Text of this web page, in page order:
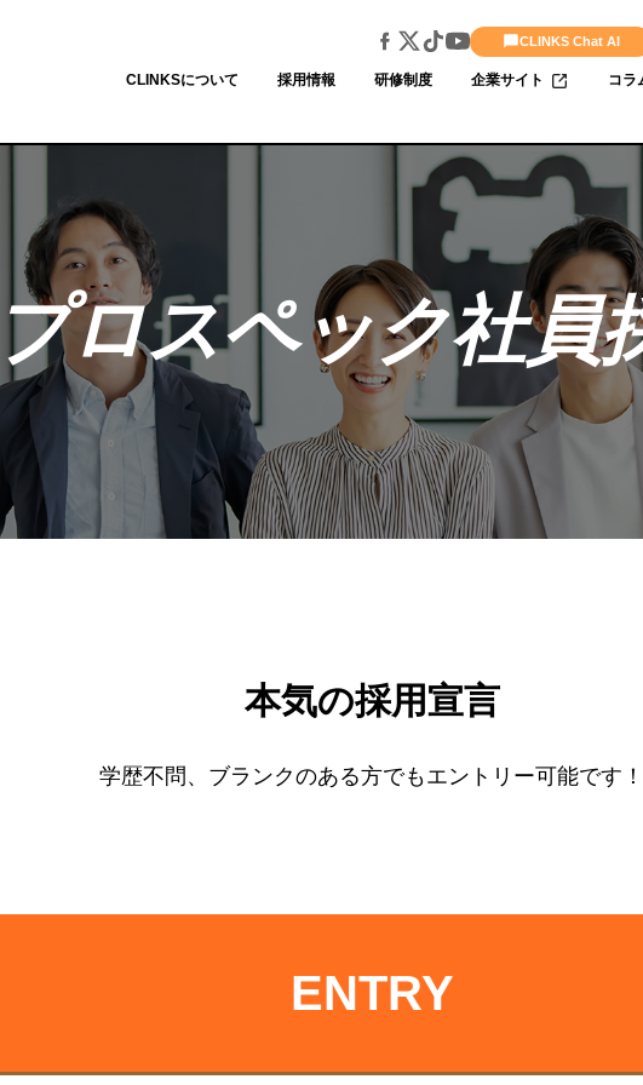
CLINKS Chat AI
CLINKSについて 採用情報 研修制度 企業サイト コラ
プロスペック社員
本気の採用宣言
学歴不問、ブランクのある方でもエントリー可能です！
ENTRY